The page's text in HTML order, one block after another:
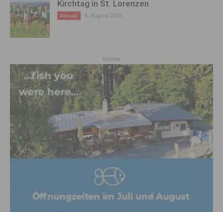
Kirchtag in St. Lorenzen
Aktuell 6. August 2026
Anzeige